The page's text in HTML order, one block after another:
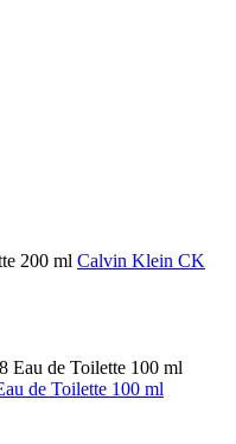
Calvin Klein CK
de Toilette 100 ml